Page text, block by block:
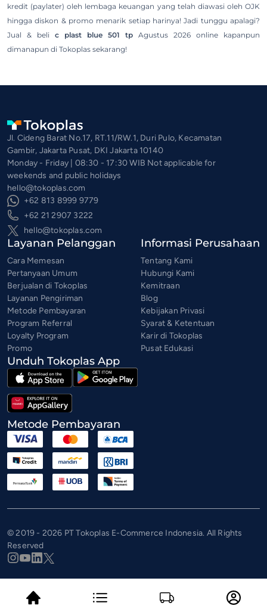
kredit (paylater) oleh lembaga keuangan yang telah diawasi oleh OJK
hingga diskon & promo menarik setiap harinya! Jadi tunggu apalagi?
Jual & beli c plast blue 501 tp Agustus 2026 online kapanpun
dimanapun di Tokoplas sekarang!
Jl. Cideng Barat No.17, RT.11/RW.1, Duri Pulo, Kecamatan
Gambir, Jakarta Pusat, DKI Jakarta 10140
Monday - Friday | 08:30 - 17:30 WIB Not applicable for
weekends and public holidays
hello@tokoplas.com
+62 813 8999 9779
+62 21 2907 3222
hello@tokoplas.com
Layanan Pelanggan
Cara Memesan
Pertanyaan Umum
Berjualan di Tokoplas
Layanan Pengiriman
Metode Pembayaran
Program Referral
Loyalty Program
Promo
Informasi Perusahaan
Tentang Kami
Hubungi Kami
Kemitraan
Blog
Kebijakan Privasi
Syarat & Ketentuan
Karir di Tokoplas
Pusat Edukasi
Unduh Tokoplas App
Metode Pembayaran
© 2019 - 2026 PT Tokoplas E-Commerce Indonesia. All Rights
Reserved